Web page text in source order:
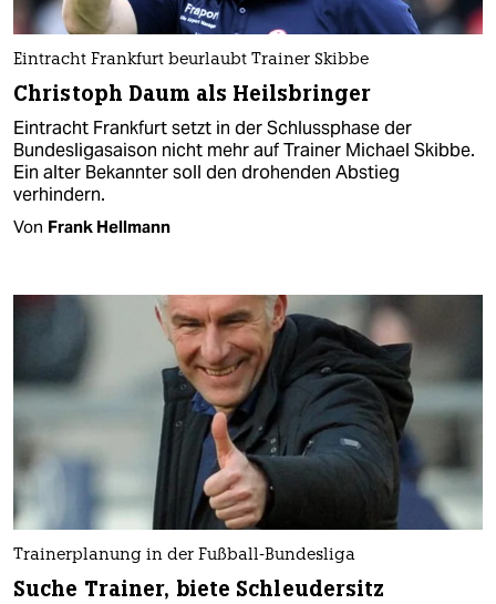
Eintracht Frankfurt beurlaubt Trainer Skibbe
Christoph Daum als Heilsbringer
Eintracht Frankfurt setzt in der Schlussphase der
Bundesligasaison nicht mehr auf Trainer Michael Skibbe.
Ein alter Bekannter soll den drohenden Abstieg
verhindern.
Von Frank Hellmann
Trainerplanung in der Fußball-Bundesliga
Suche Trainer, biete Schleudersitz